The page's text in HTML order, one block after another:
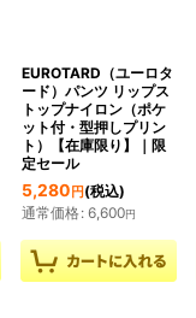
EUROTARD（ユーロタ
ード）パンツ リップス
トップナイロン（ポケ
ット付・型押しプリン
ト）【在庫限り】｜限
定セール
5,280 円(税込)
通常価格: 6,600円